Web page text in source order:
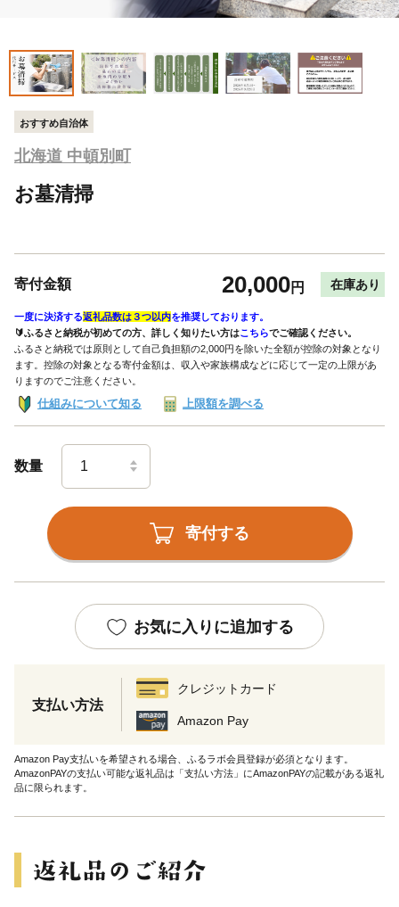
おすすめ自治体
北海道 中頓別町
お墓清掃
寄付金額 20,000円 在庫あり
一度に決済する返礼品数は３つ以内を推奨しております。
🔰ふるさと納税が初めての方、詳しく知りたい方はこちらでご確認ください。
ふるさと納税では原則として自己負担額の2,000円を除いた全額が控除の対象となり
ます。控除の対象となる寄付金額は、収入や家族構成などに応じて一定の上限があ
りますのでご注意ください。
仕組みについて知る 上限額を調べる
数量
寄付する
お気に入りに追加する
支払い方法
クレジットカード
Amazon Pay
Amazon Pay支払いを希望される場合、ふるラボ会員登録が必須となります。
AmazonPAYの支払い可能な返礼品は「支払い方法」にAmazonPAYの記載がある返礼
品に限られます。